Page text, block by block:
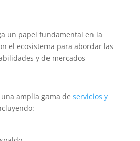
un papel fundamental en la
el ecosistema para abordar las
y de mercados
amplia gama de servicios y